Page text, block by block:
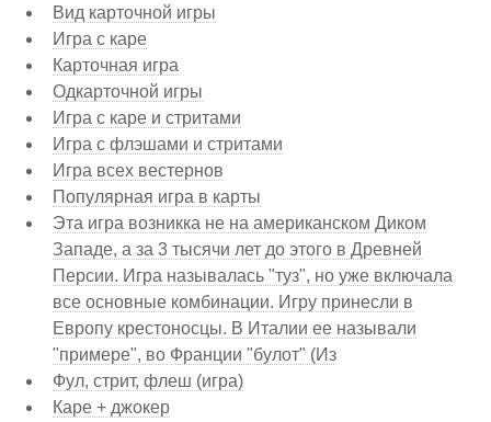
Вид карточной игры
Игра с каре
Карточная игра
Одкарточной игры
Игра с каре и стритами
Игра с флэшами и стритами
Игра всех вестернов
Популярная игра в карты
Эта игра возникка не на американском Диком
Западе, а за 3 тысячи лет до этого в Древней
Персии. Игра называлась "туз", но уже включала
все основные комбинации. Игру принесли в
Европу крестоносцы. В Италии ее называли
"примере", во Франции "булот" (Из
Фул, стрит, флеш (игра)
Каре + джокер